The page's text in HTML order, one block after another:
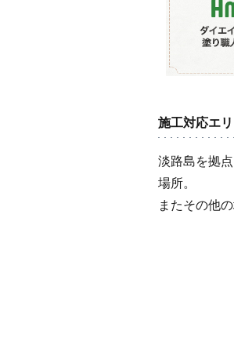
施工対応エ
淡路島を拠
場所。
またその他